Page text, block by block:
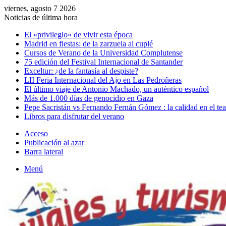
viernes, agosto 7 2026
Noticias de última hora
El «privilegio» de vivir esta época
Madrid en fiestas: de la zarzuela al cuplé
Cursos de Verano de la Universidad Complutense
75 edición del Festival Internacional de Santander
Exceltur: ¿de la fantasía al despiste?
LII Feria Internacional del Ajo en Las Pedroñeras
El último viaje de Antonio Machado, un auténtico español
Más de 1.000 días de genocidio en Gaza
Pepe Sacristán vs Fernando Fernán Gómez : la calidad en el
Libros para disfrutar del verano
Acceso
Publicación al azar
Barra lateral
Menú